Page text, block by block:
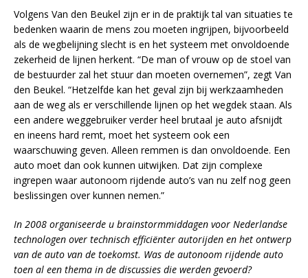
Volgens Van den Beukel zijn er in de praktijk tal van situaties te
bedenken waarin de mens zou moeten ingrijpen, bijvoorbeeld
als de wegbelijning slecht is en het systeem met onvoldoende
zekerheid de lijnen herkent. “De man of vrouw op de stoel van
de bestuurder zal het stuur dan moeten overnemen”, zegt Van
den Beukel. “Hetzelfde kan het geval zijn bij werkzaamheden
aan de weg als er verschillende lijnen op het wegdek staan. Als
een andere weggebruiker verder heel brutaal je auto afsnijdt
en ineens hard remt, moet het systeem ook een
waarschuwing geven. Alleen remmen is dan onvoldoende. Een
auto moet dan ook kunnen uitwijken. Dat zijn complexe
ingrepen waar autonoom rijdende auto’s van nu zelf nog geen
beslissingen over kunnen nemen.”
In 2008 organiseerde u brainstormmiddagen voor Nederlandse
technologen over technisch efficiënter autorijden en het ontwerp
van de auto van de toekomst. Was de autonoom rijdende auto
toen al een thema in de discussies die werden gevoerd?